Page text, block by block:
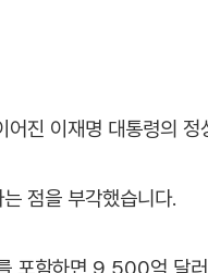
진 이재명 대통령의 정
점을 부각했습니다.